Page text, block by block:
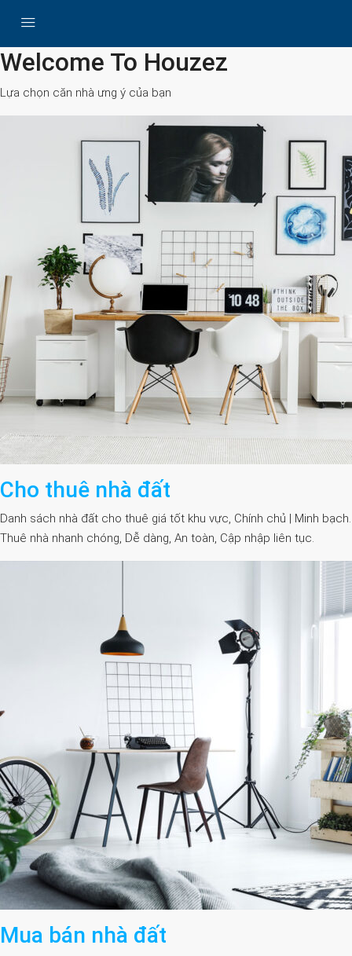
Search
Welcome To Houzez
Lựa chọn căn nhà ưng ý của bạn
Cho thuê nhà đất
Danh sách nhà đất cho thuê giá tốt khu vực, Chính chủ | Minh bạch.
Thuê nhà nhanh chóng, Dễ dàng, An toàn, Cập nhập liên tục.
Mua bán nhà đất